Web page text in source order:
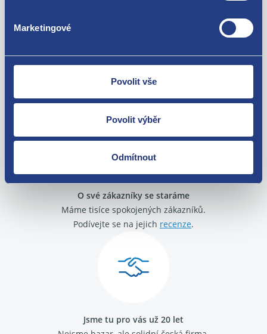
Marketingové
Povolit vše
Povolit výběr
Odmítnout
Zboží můžete vrátit do 60 dnů od
zakoupení. Nebo vám pošleme náhradu.
O své zákazníky se staráme
Máme tisíce spokojených zákazníků.
Podívejte se na jejich recenze.
Jsme tu pro vás už 20 let